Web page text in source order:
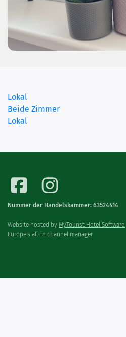
Lokal(current)
Beide Zimmer
Lokal
Nummer der Handelskammer: 63524414
Website hosted by MyTourist Hotel Software.
Europe's all-in channel manager.